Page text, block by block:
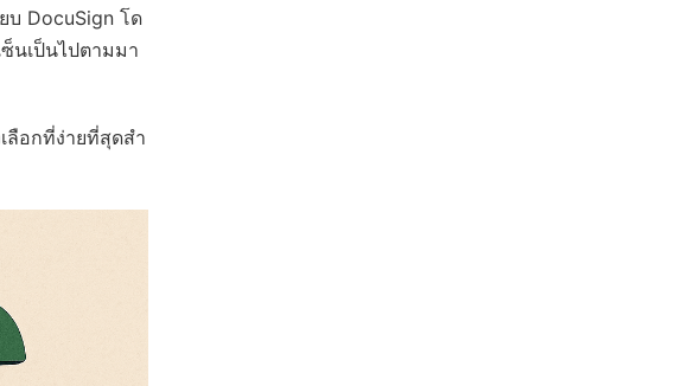
บ DocuSign โด
นเป็นไปตามมา
อกที่ง่ายที่สุดสำ